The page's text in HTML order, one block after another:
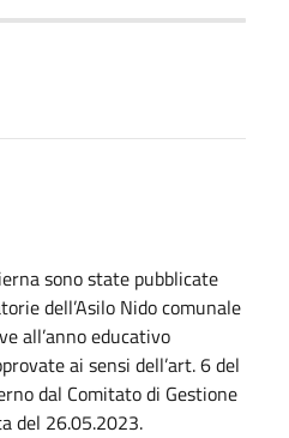
sono state pubblicate
dell’Asilo Nido comunale
all’anno educativo
ai sensi dell’art. 6 del
dal Comitato di Gestione
del 26.05.2023.